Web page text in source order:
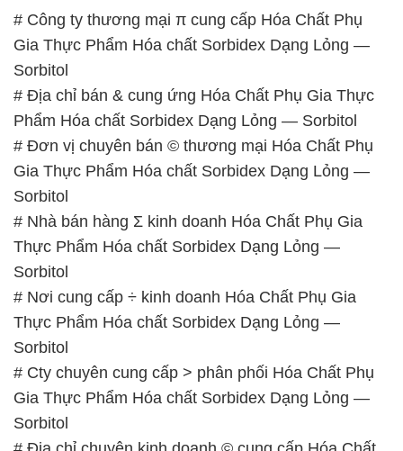
Phẩm Hóa chất Sorbidex Dạng Lỏng — Sorbitol
# Đơn vị chuyên bán © thương mại Hóa Chất Phụ
Gia Thực Phẩm Hóa chất Sorbidex Dạng Lỏng —
Sorbitol
# Nhà bán hàng Σ kinh doanh Hóa Chất Phụ Gia
Thực Phẩm Hóa chất Sorbidex Dạng Lỏng —
Sorbitol
# Nơi cung cấp ÷ kinh doanh Hóa Chất Phụ Gia
Thực Phẩm Hóa chất Sorbidex Dạng Lỏng —
Sorbitol
# Cty chuyên cung cấp > phân phối Hóa Chất Phụ
Gia Thực Phẩm Hóa chất Sorbidex Dạng Lỏng —
Sorbitol
# Địa chỉ chuyên kinh doanh © cung cấp Hóa Chất
Phụ Gia Thực Phẩm Hóa chất Sorbidex Dạng Lỏng
— Sorbitol
# Công ty thương mại = phân phối Hóa Chất Phụ
Gia Thực Phẩm Hóa chất Sorbidex Dạng Lỏng —